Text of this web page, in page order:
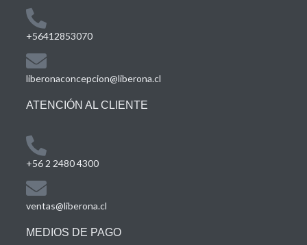
+56412853070
liberonaconcepcion@liberona.cl
ATENCIÓN AL CLIENTE
+56 2 2480 4300
ventas@liberona.cl
MEDIOS DE PAGO